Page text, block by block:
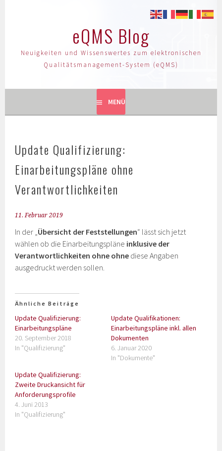
eQMS Blog
Neuigkeiten und Wissenswertes zum elektronischen
Qualitätsmanagement-System (eQMS)
MENÜ
Update Qualifizierung:
Einarbeitungspläne ohne
Verantwortlichkeiten
11. Februar 2019
In der „Übersicht der Feststellungen“ lässt sich jetzt
wählen ob die Einarbeitungspläne inklusive der
Verantwortlichkeiten ohne ohne diese Angaben
ausgedruckt werden sollen.
Ähnliche Beiträge
Update Qualifizierung:
Einarbeitungspläne
20. September 2018
In "Qualifizierung"
Update Qualifikationen:
Einarbeitungspläne inkl. allen
Dokumenten
6. Januar 2020
In "Dokumente"
Update Qualifizierung:
Zweite Druckansicht für
Anforderungsprofile
4. Juni 2013
In "Qualifizierung"